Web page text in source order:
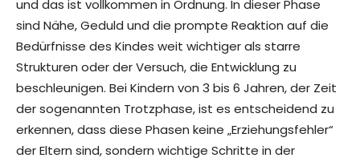
und das ist vollkommen in Ordnung. In dieser Phase
sind Nähe, Geduld und die prompte Reaktion auf die
Bedürfnisse des Kindes weit wichtiger als starre
Strukturen oder der Versuch, die Entwicklung zu
beschleunigen. Bei Kindern von 3 bis 6 Jahren, der Zeit
der sogenannten Trotzphase, ist es entscheidend zu
erkennen, dass diese Phasen keine „Erziehungsfehler“
der Eltern sind, sondern wichtige Schritte in der